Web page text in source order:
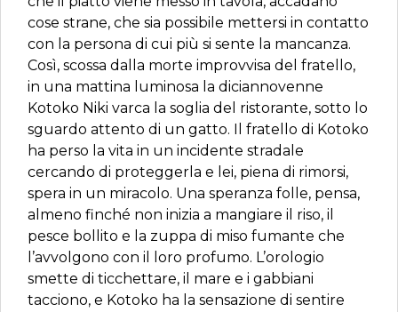
cose strane, che sia possibile mettersi in contatto
con la persona di cui più si sente la mancanza.
Così, scossa dalla morte improvvisa del fratello,
in una mattina luminosa la diciannovenne
Kotoko Niki varca la soglia del ristorante, sotto lo
sguardo attento di un gatto. Il fratello di Kotoko
ha perso la vita in un incidente stradale
cercando di proteggerla e lei, piena di rimorsi,
spera in un miracolo. Una speranza folle, pensa,
almeno finché non inizia a mangiare il riso, il
pesce bollito e la zuppa di miso fumante che
l’avvolgono con il loro profumo. L’orologio
smette di ticchettare, il mare e i gabbiani
tacciono, e Kotoko ha la sensazione di sentire